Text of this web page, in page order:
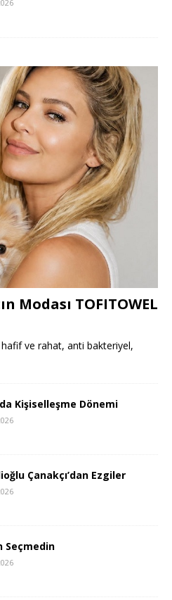
Modası TOFITOWEL
hafif ve rahat, anti bakteriyel,
Kişiselleşme Dönemi
Çanakçı’dan Ezgiler
Seçmedin